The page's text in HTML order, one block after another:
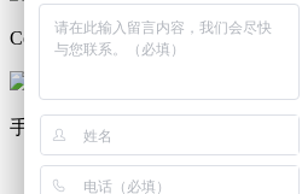
Copyright © 2013-2014 瑞安市科
手机网站
网站首页